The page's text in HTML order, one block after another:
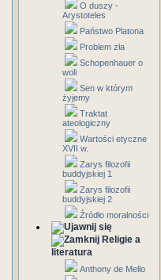
O duszy -
Arystoteles
Państwo Platona
Problem zła
Schopenhauer o
woli
Sen w którym
żyjemy
Traktat
ateologiczny
Wartości etyczne
XVII w.
Zarys filozofii
buddyjskiej 1
Zarys filozofii
buddyjskiej 2
Źródło moralności
Religie a
literatura
Anthony de Mello